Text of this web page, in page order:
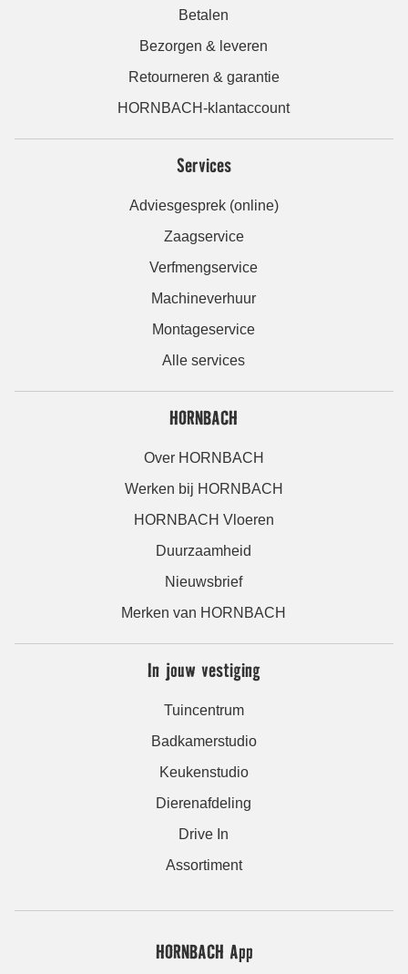
Betalen
Bezorgen & leveren
Retourneren & garantie
HORNBACH-klantaccount
Services
Adviesgesprek (online)
Zaagservice
Verfmengservice
Machineverhuur
Montageservice
Alle services
HORNBACH
Over HORNBACH
Werken bij HORNBACH
HORNBACH Vloeren
Duurzaamheid
Nieuwsbrief
Merken van HORNBACH
In jouw vestiging
Tuincentrum
Badkamerstudio
Keukenstudio
Dierenafdeling
Drive In
Assortiment
HORNBACH App